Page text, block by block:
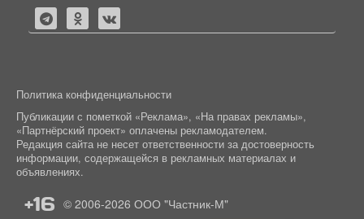
Политика конфиденциальности
Публикации с пометкой «Реклама», «На правах рекламы»,
«Партнёрский проект» оплачены рекламодателем.
Редакция сайта не несет ответственности за достоверность
информации, содержащейся в рекламных материалах и
объявлениях.
+16 © 2006-2026 ООО "Частник-М"